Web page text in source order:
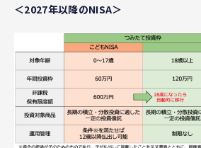
＜2027年以降のNISA＞